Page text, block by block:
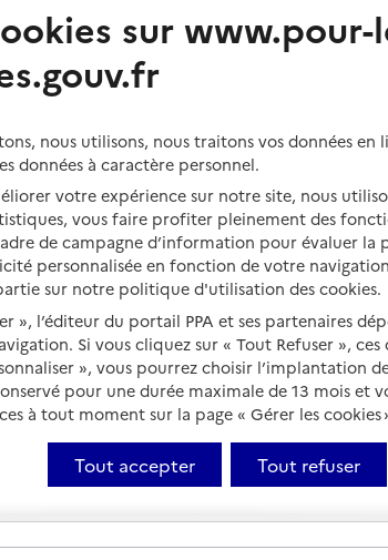
avec une
à domicile
Vivre en accueil familial
sur www.pour-
nous utilisons, nous traitons vos données en
données à caractère personnel.
votre expérience sur notre site, nous
vous faire profiter pleinement des
de campagne d’information pour évaluer la
personnalisée en fonction de votre
sur notre politique d'utilisation des cookies.
», l’éditeur du portail PPA et ses partenaires
Si vous cliquez sur « Tout Refuser », ces
», vous pourrez choisir l’implantation
pour une durée maximale de 13 mois et
à tout moment sur la page « Gérer les cookies
Tout accepter Tout refuser